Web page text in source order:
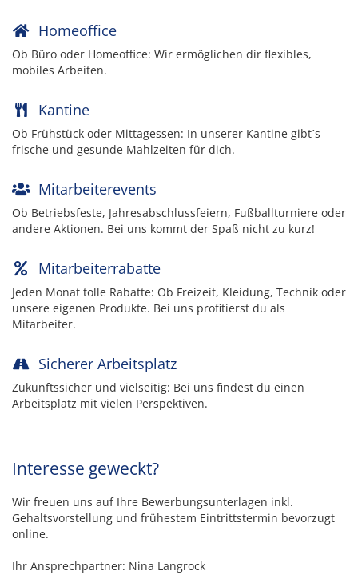
Homeoffice
Ob Büro oder Homeoffice: Wir ermöglichen dir flexibles,
mobiles Arbeiten.
Kantine
Ob Frühstück oder Mittagessen: In unserer Kantine gibt´s
frische und gesunde Mahlzeiten für dich.
Mitarbeiterevents
Ob Betriebsfeste, Jahresabschlussfeiern, Fußballturniere oder
andere Aktionen. Bei uns kommt der Spaß nicht zu kurz!
Mitarbeiterrabatte
Jeden Monat tolle Rabatte: Ob Freizeit, Kleidung, Technik oder
unsere eigenen Produkte. Bei uns profitierst du als
Mitarbeiter.
Sicherer Arbeitsplatz
Zukunftssicher und vielseitig: Bei uns findest du einen
Arbeitsplatz mit vielen Perspektiven.
Interesse geweckt?
Wir freuen uns auf Ihre Bewerbungsunterlagen inkl.
Gehaltsvorstellung und frühestem Eintrittstermin bevorzugt
online.
Ihr Ansprechpartner: Nina Langrock